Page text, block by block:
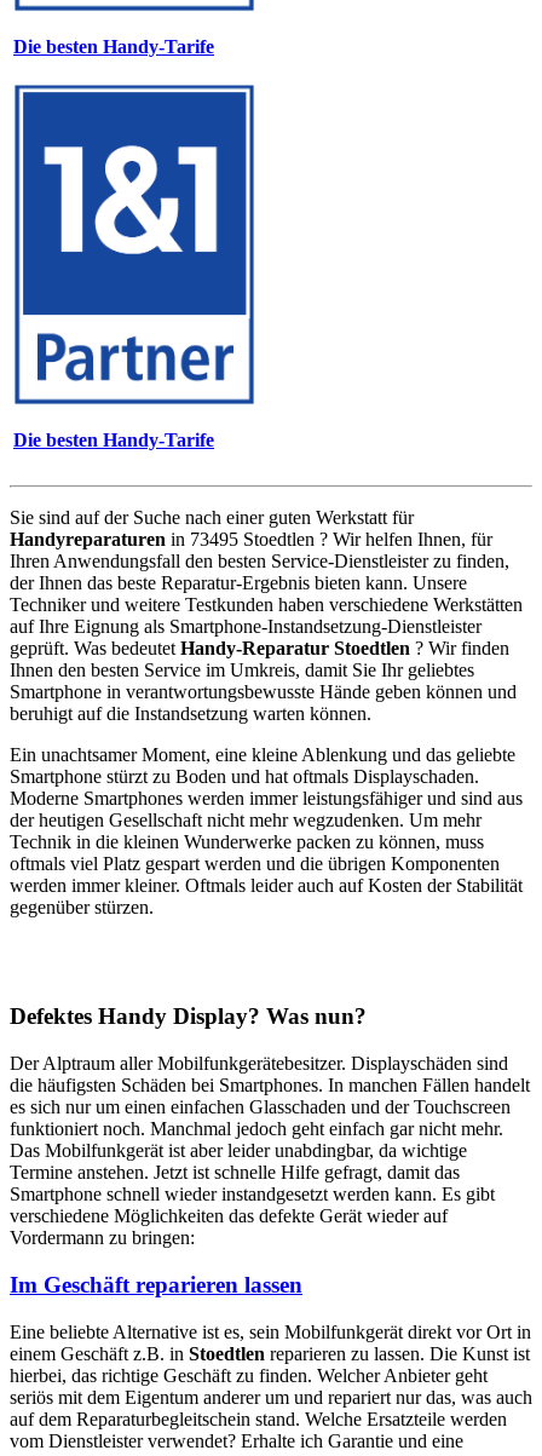
Die besten Handy-Tarife
Die besten Handy-Tarife
Sie sind auf der Suche nach einer guten Werkstatt für
Handyreparaturen in 73495 Stoedtlen ? Wir helfen Ihnen, für
Ihren Anwendungsfall den besten Service-Dienstleister zu finden,
der Ihnen das beste Reparatur-Ergebnis bieten kann. Unsere
Techniker und weitere Testkunden haben verschiedene Werkstätten
auf Ihre Eignung als Smartphone-Instandsetzung-Dienstleister
geprüft. Was bedeutet Handy-Reparatur Stoedtlen ? Wir finden
Ihnen den besten Service im Umkreis, damit Sie Ihr geliebtes
Smartphone in verantwortungsbewusste Hände geben können und
beruhigt auf die Instandsetzung warten können.
Ein unachtsamer Moment, eine kleine Ablenkung und das geliebte
Smartphone stürzt zu Boden und hat oftmals Displayschaden.
Moderne Smartphones werden immer leistungsfähiger und sind aus
der heutigen Gesellschaft nicht mehr wegzudenken. Um mehr
Technik in die kleinen Wunderwerke packen zu können, muss
oftmals viel Platz gespart werden und die übrigen Komponenten
werden immer kleiner. Oftmals leider auch auf Kosten der Stabilität
gegenüber stürzen.
Defektes Handy Display? Was nun?
Der Alptraum aller Mobilfunkgerätebesitzer. Displayschäden sind
die häufigsten Schäden bei Smartphones. In manchen Fällen handelt
es sich nur um einen einfachen Glasschaden und der Touchscreen
funktioniert noch. Manchmal jedoch geht einfach gar nicht mehr.
Das Mobilfunkgerät ist aber leider unabdingbar, da wichtige
Termine anstehen. Jetzt ist schnelle Hilfe gefragt, damit das
Smartphone schnell wieder instandgesetzt werden kann. Es gibt
verschiedene Möglichkeiten das defekte Gerät wieder auf
Vordermann zu bringen:
Im Geschäft reparieren lassen
Eine beliebte Alternative ist es, sein Mobilfunkgerät direkt vor Ort in
einem Geschäft z.B. in Stoedtlen reparieren zu lassen. Die Kunst ist
hierbei, das richtige Geschäft zu finden. Welcher Anbieter geht
seriös mit dem Eigentum anderer um und repariert nur das, was auch
auf dem Reparaturbegleitschein stand. Welche Ersatzteile werden
vom Dienstleister verwendet? Erhalte ich Garantie und eine